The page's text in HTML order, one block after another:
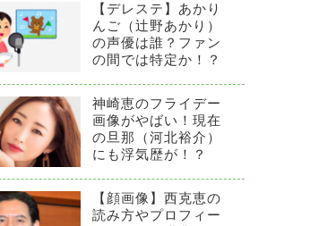
【デレステ】あかり
んご（辻野あかり）
の声優は誰？ファン
の間では特定か！？
神崎恵のフライデー
画像がやばい！現在
の旦那（河北裕介）
にも浮気歴が！？
【顔画像】西克恵の
読み方やプロフィー